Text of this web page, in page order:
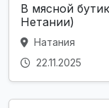
В мясной
Нетании)
Натания
22.11.2025